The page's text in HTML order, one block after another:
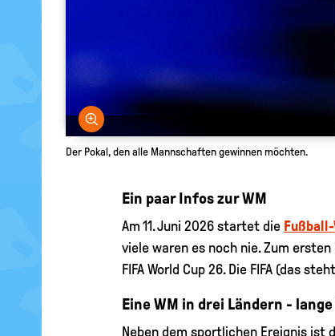
Bild vergrößern
Der Pokal, den alle Mannschaften gewinnen möchten.
Ein paar Infos zur WM
Am 11. Juni 2026 startet die
viele waren es noch nie. Zum
FIFA World Cup 26. Die FIFA (das
Eine WM in drei Ländern -
Neben dem sportlichen Ereignis ist